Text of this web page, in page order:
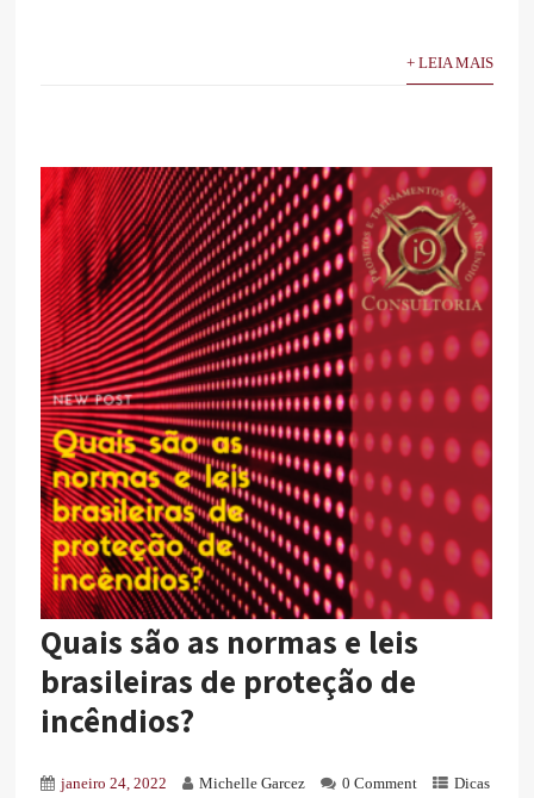
+ LEIA MAIS
Quais são as normas e leis
brasileiras de proteção de
incêndios?
janeiro 24, 2022 Michelle Garcez 0 Comment
Dicas